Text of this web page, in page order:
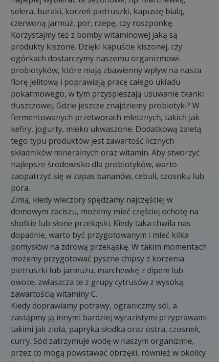
selera, buraki, korzeń pietruszki, kapustę białą,
czerwoną jarmuż, por, rzepę, czy roszponkę.
Korzystajmy też z bomby witaminowej jaką są
produkty kiszone. Dzięki kapuście kiszonej, czy
ogórkach dostarczymy naszemu organizmowi
probiotyków, które mają zbawienny wpływ na nasza
florę jelitową i poprawiają pracę całego układu
pokarmowego, w tym przyspieszają usuwanie tkanki
tłuszczowej. Gdzie jeszcze znajdziemy probiotyki? W
fermentowanych przetworach mlecznych, takich jak
kefiry, jogurty, mleko ukwaszone. Dodatkową zaletą
tego typu produktów jest zawartość licznych
składników mineralnych oraz witamin. Aby stworzyć
najlepsze środowisko dla probiotyków, warto
zaopatrzyć się w zapas bananów, cebuli, czosnku lub
pora.
Zimą, kiedy wieczory spędzamy najczęściej w
domowym zaciszu, możemy mieć częściej ochotę na
słodkie lub słone przekąski. Kiedy taka chwila nas
dopadnie, warto być przygotowanym i mieć kilka
pomysłów na zdrową przekąskę. W takim momentach
możemy przygotować pyszne chipsy z korzenia
pietruszki lub jarmużu, marchewkę z dipem lub
owoce, zwłaszcza te z grupy cytrusów z wysoką
zawartością witaminy C.
Kiedy doprawiamy potrawy, ograniczmy sól, a
zastąpmy ją innymi bardziej wyrazistymi przyprawami
takimi jak zioła, papryka słodka oraz ostra, czosnek,
curry. Sód zatrzymuje wodę w naszym organizmie,
przez co mogą powstawać obrzęki, również w okolicy